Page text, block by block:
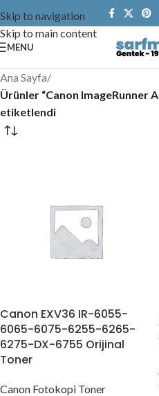
Skip to navigation
Skip to main content
MENU
Ana Sayfa/
Ürünler “Canon ImageRunner
etiketlendi
Canon EXV36 IR-6055-
6065-6075-6255-6265-
6275-DX-6755 Orijinal
Toner
Canon Fotokopi Toner